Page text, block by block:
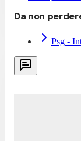
Champions,
apprestava ad
Giuseppe
Da non
Psg -